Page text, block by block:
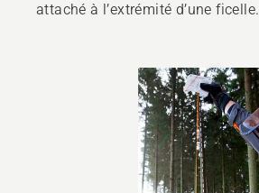
attaché à l’extrémité d’une ficelle.